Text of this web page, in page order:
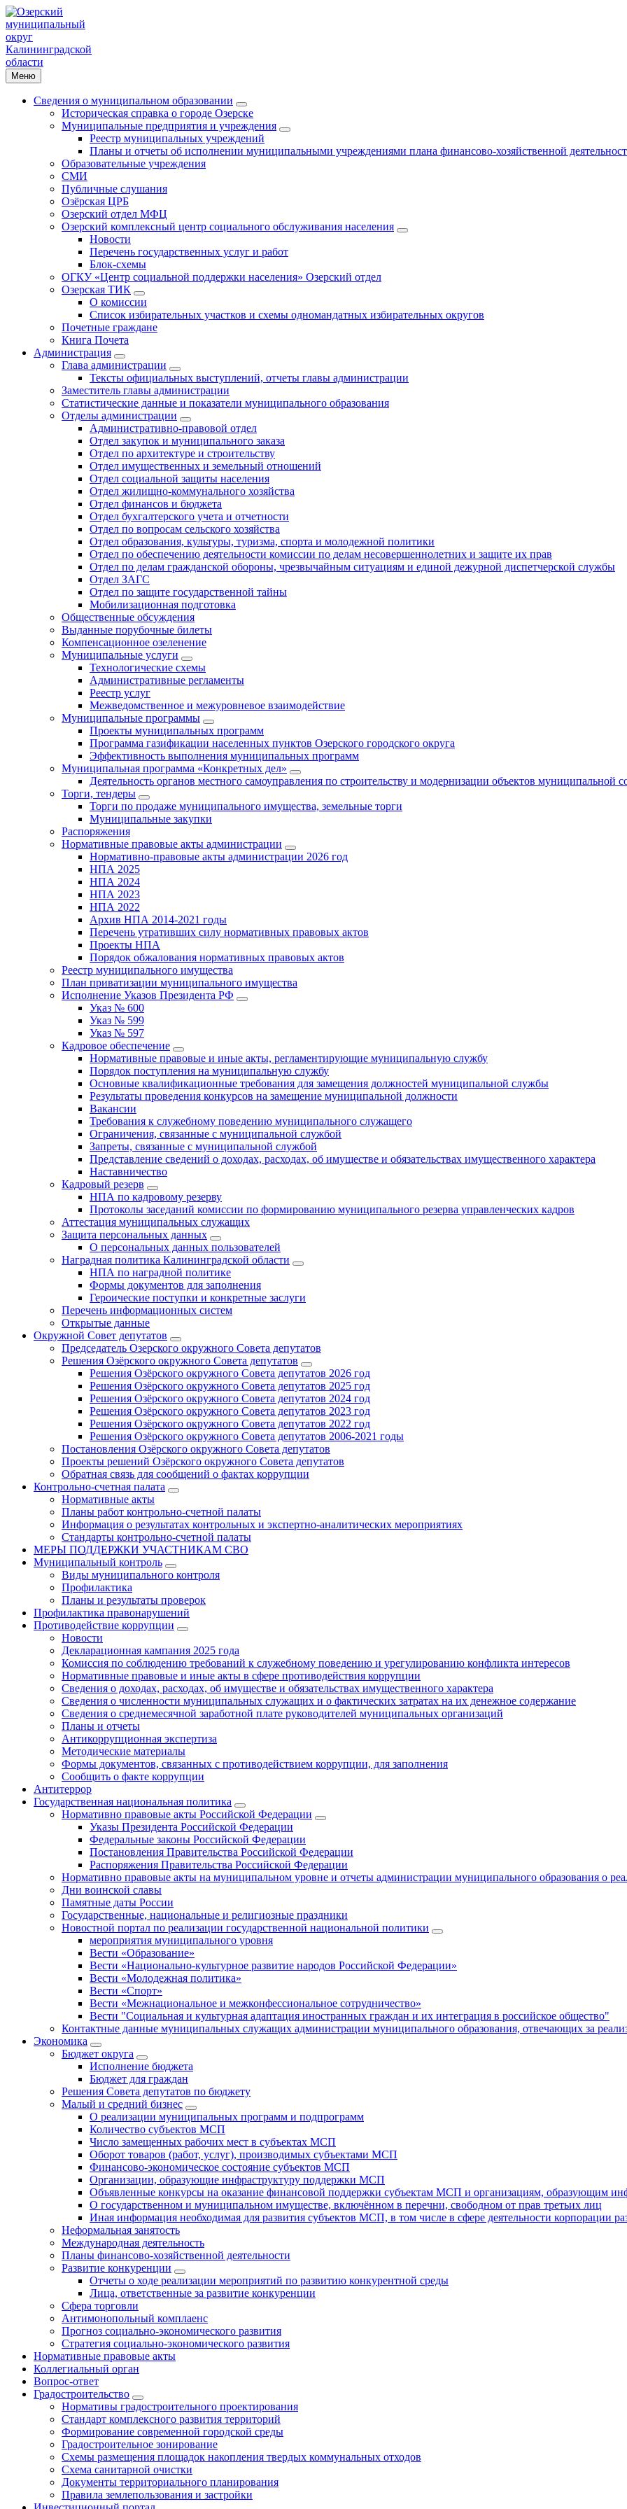
Меню
Сведения о муниципальном образовании
Историческая справка о городе Озерске
Муниципальные предприятия и учреждения
Реестр муниципальных учреждений
Планы и отчеты об исполнении муниципальными учреждениями плана финансово-хозяйственной
Образовательные учреждения
СМИ
Публичные слушания
Озёрская ЦРБ
Озерский отдел МФЦ
Озерский комплексный центр социального обслуживания населения
Новости
Перечень государственных услуг и работ
Блок-схемы
ОГКУ «Центр социальной поддержки населения» Озерский отдел
Озерская ТИК
О комиссии
Список избирательных участков и схемы одномандатных избирательных округов
Почетные граждане
Книга Почета
Администрация
Глава администрации
Тексты официальных выступлений, отчеты главы администрации
Заместитель главы администрации
Статистические данные и показатели муниципального образования
Отделы администрации
Административно-правовой отдел
Отдел закупок и муниципального заказа
Отдел по архитектуре и строительству
Отдел имущественных и земельный отношений
Отдел социальной защиты населения
Отдел жилищно-коммунального хозяйства
Отдел финансов и бюджета
Отдел бухгалтерского учета и отчетности
Отдел по вопросам сельского хозяйства
Отдел образования, культуры, туризма, спорта и молодежной политики
Отдел по обеспечению деятельности комиссии по делам несовершеннолетних и защите их прав
Отдел по делам гражданской обороны, чрезвычайным ситуациям и единой дежурной диспетчерской службы
Отдел ЗАГС
Отдел по защите государственной тайны
Мобилизационная подготовка
Общественные обсуждения
Выданные порубочные билеты
Компенсационное озеленение
Муниципальные услуги
Технологические схемы
Административные регламенты
Реестр услуг
Межведомственное и межуровневое взаимодействие
Муниципальные программы
Проекты муниципальных программ
Программа газификации населенных пунктов Озерского городского округа
Эффективность выполнения муниципальных программ
Муниципальная программа «Конкретных дел»
Деятельность органов местного самоуправления по строительству и модернизации объектов муниципальной
Торги, тендеры
Торги по продаже муниципального имущества, земельные торги
Муниципальные закупки
Распоряжения
Нормативные правовые акты администрации
Нормативно-правовые акты администрации 2026 год
НПА 2025
НПА 2024
НПА 2023
НПА 2022
Архив НПА 2014-2021 годы
Перечень утративших силу нормативных правовых актов
Проекты НПА
Порядок обжалования нормативных правовых актов
Реестр муниципального имущества
План приватизации муниципального имущества
Исполнение Указов Президента РФ
Указ № 600
Указ № 599
Указ № 597
Кадровое обеспечение
Нормативные правовые и иные акты, регламентирующие муниципальную службу
Порядок поступления на муниципальную службу
Основные квалификационные требования для замещения должностей муниципальной службы
Результаты проведения конкурсов на замещение муниципальной должности
Вакансии
Требования к служебному поведению муниципального служащего
Ограничения, связанные с муниципальной службой
Запреты, связанные с муниципальной службой
Представление сведений о доходах, расходах, об имуществе и обязательствах имущественного характера
Наставничество
Кадровый резерв
НПА по кадровому резерву
Протоколы заседаний комиссии по формированию муниципального резерва управленческих кадров
Аттестация муниципальных служащих
Защита персональных данных
О персональных данных пользователей
Наградная политика Калининградской области
НПА по наградной политике
Формы документов для заполнения
Героические поступки и конкретные заслуги
Перечень информационных систем
Открытые данные
Окружной Совет депутатов
Председатель Озерского окружного Совета депутатов
Решения Озёрского окружного Совета депутатов
Решения Озёрского окружного Совета депутатов 2026 год
Решения Озёрского окружного Совета депутатов 2025 год
Решения Озёрского окружного Совета депутатов 2024 год
Решения Озёрского окружного Совета депутатов 2023 год
Решения Озёрского окружного Совета депутатов 2022 год
Решения Озёрского окружного Совета депутатов 2006-2021 годы
Постановления Озёрского окружного Совета депутатов
Проекты решений Озёрского окружного Совета депутатов
Обратная связь для сообщений о фактах коррупции
Контрольно-счетная палата
Нормативные акты
Планы работ контрольно-счетной палаты
Информация о результатах контрольных и экспертно-аналитических мероприятиях
Стандарты контрольно-счетной палаты
МЕРЫ ПОДДЕРЖКИ УЧАСТНИКАМ СВО
Муниципальный контроль
Виды муниципального контроля
Профилактика
Планы и результаты проверок
Профилактика правонарушений
Противодействие коррупции
Новости
Декларационная кампания 2025 года
Комиссия по соблюдению требований к служебному поведению и урегулированию конфликта интересов
Нормативные правовые и иные акты в сфере противодействия коррупции
Сведения о доходах, расходах, об имуществе и обязательствах имущественного характера
Сведения о численности муниципальных служащих и о фактических затратах на их денежное содержание
Сведения о среднемесячной заработной плате руководителей муниципальных организаций
Планы и отчеты
Антикоррупционная экспертиза
Методические материалы
Формы документов, связанных с противодействием коррупции, для заполнения
Сообщить о факте коррупции
Антитеррор
Государственная национальная политика
Нормативно правовые акты Российской Федерации
Указы Президента Российской Федерации
Федеральные законы Российской Федерации
Постановления Правительства Российской Федерации
Распоряжения Правительства Российской Федерации
Нормативно правовые акты на муниципальном уровне и отчеты администрации муниципального образования о
Дни воинской славы
Памятные даты России
Государственные, национальные и религиозные праздники
Новостной портал по реализации государственной национальной политики
мероприятия муниципального уровня
Вести «Образование»
Вести «Национально-культурное развитие народов Российской Федерации»
Вести «Молодежная политика»
Вести «Спорт»
Вести «Межнациональное и межконфессиональное сотрудничество»
Вести "Социальная и культурная адаптация иностранных граждан и их интеграция в российское общество"
Контактные данные муниципальных служащих администрации муниципального образования, отвечающих за
Экономика
Бюджет округa
Исполнение бюджета
Бюджет для граждан
Решения Совета депутатов по бюджету
Малый и средний бизнес
О реализации муниципальных программ и подпрограмм
Количество субъектов МСП
Число замещенных рабочих мест в субъектах МСП
Оборот товаров (работ, услуг), производимых субъектами МСП
Финансово-экономическое состояние субъектов МСП
Организации, образующие инфраструктуру поддержки МСП
Объявленные конкурсы на оказание финансовой поддержки субъектам МСП и организациям, образующим
О государственном и муниципальном имуществе, включённом в перечни, свободном от прав третьих лиц
Иная информация необходимая для развития субъектов МСП, в том числе в сфере деятельности корпорации
Неформальная занятость
Международная деятельность
Планы финансово-хозяйственной деятельности
Развитие конкуренции
Отчеты о ходе реализации мероприятий по развитию конкурентной среды
Лица, ответственные за развитие конкуренции
Сфера торговли
Антимонопольный комплаенс
Прогноз социально-экономического развития
Стратегия социально-экономического развития
Нормативные правовые акты
Коллегиальный орган
Вопрос-ответ
Градостроительство
Нормативы градостроительного проектирования
Стандарт комплексного развития территорий
Формирование современной городской среды
Градостроительное зонирование
Схемы размещения площадок накопления твердых коммунальных отходов
Схема санитарной очистки
Документы территориального планирования
Правила землепользования и застройки